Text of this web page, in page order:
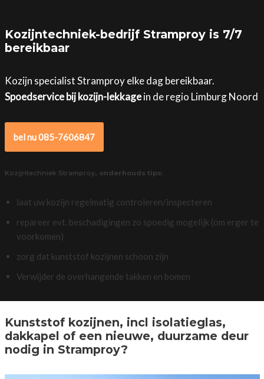
Kozijntechniek-bedrijf Stramproy is 7/7
bereikbaar
Kozijn specialist Stramproy elke dag bereikbaar.
Spoedservice bij kozijn-lekkagein de regio Limburg Noord
bel nu 085-7606847
Kozijntechniek Stramproy, onderhouds tips:
laat uw kozijn regelmatig controleren/inspecteren
repareer evt. beschadigingen zo spoedig mogelijk (om erger te
voorkomen)
zorg dat kunststof kozijnen schoon zijn
Verwijder de overhangende takken en bomen
Kunststof kozijnen, incl isolatieglas,
dakkapel of een nieuwe, duurzame deur
nodig in Stramproy?